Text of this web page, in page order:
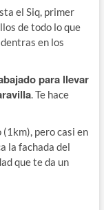
el Siq, primer
de todo lo que
en los
para llevar
. Te hace
pero casi en
la fachada del
que te da un